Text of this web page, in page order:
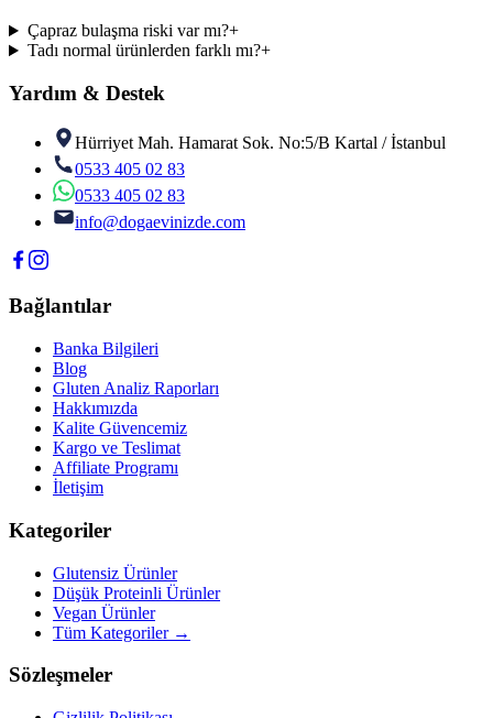
Çapraz bulaşma riski var mı?+
Tadı normal ürünlerden farklı mı?+
Yardım & Destek
Hürriyet Mah. Hamarat Sok. No:5/B Kartal / İstanbul
0533 405 02 83
0533 405 02 83
info@dogaevinizde.com
Bağlantılar
Banka Bilgileri
Blog
Gluten Analiz Raporları
Hakkımızda
Kalite Güvencemiz
Kargo ve Teslimat
Affiliate Programı
İletişim
Kategoriler
Glutensiz Ürünler
Düşük Proteinli Ürünler
Vegan Ürünler
Tüm Kategoriler →
Sözleşmeler